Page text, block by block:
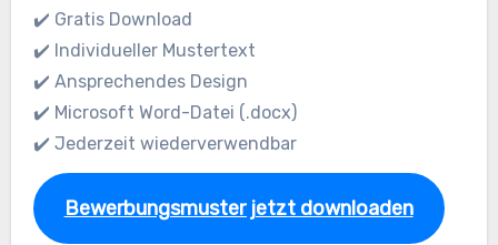
✔️ Gratis Download
✔️ Individueller Mustertext
✔️ Ansprechendes Design
✔️ Microsoft Word-Datei (.docx)
✔️ Jederzeit wiederverwendbar
Bewerbungsmuster jetzt downloaden